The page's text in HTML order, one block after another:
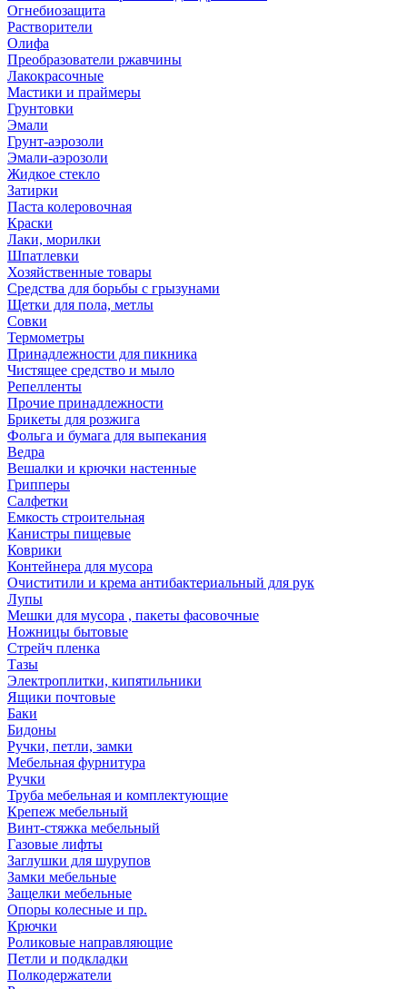
Огнебиозащита
Растворители
Олифа
Преобразователи ржавчины
Лакокрасочные
Мастики и праймеры
Грунтовки
Эмали
Грунт-аэрозоли
Эмали-аэрозоли
Жидкое стекло
Затирки
Паста колеровочная
Краски
Лаки, морилки
Шпатлевки
Хозяйственные товары
Средства для борьбы с грызунами
Щетки для пола, метлы
Совки
Термометры
Принадлежности для пикника
Чистящее средство и мыло
Репелленты
Прочие принадлежности
Брикеты для розжига
Фольга и бумага для выпекания
Ведра
Вешалки и крючки настенные
Грипперы
Салфетки
Емкость строительная
Канистры пищевые
Коврики
Контейнера для мусора
Очиститили и крема антибактериальный для рук
Лупы
Мешки для мусора , пакеты фасовочные
Ножницы бытовые
Стрейч пленка
Тазы
Электроплитки, кипятильники
Ящики почтовые
Баки
Бидоны
Ручки, петли, замки
Мебельная фурнитура
Ручки
Труба мебельная и комплектующие
Крепеж мебельный
Винт-стяжка мебельный
Газовые лифты
Заглушки для шурупов
Замки мебельные
Защелки мебельные
Опоры колесные и пр.
Крючки
Роликовые направляющие
Петли и подкладки
Полкодержатели